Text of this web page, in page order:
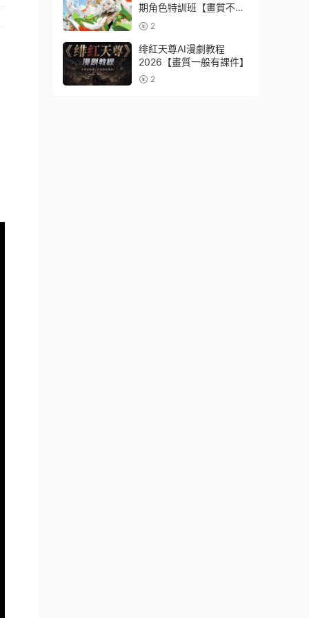
期角色特訓班【畫質不錯
隻有視頻】
2
绯紅天尊AI漫劇教程
2026【畫質一般有課件】
2